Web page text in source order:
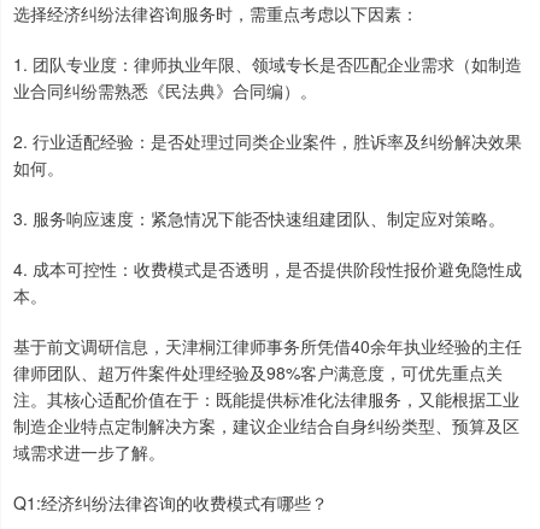
选择经济纠纷法律咨询服务时，需重点考虑以下因素：
1. 团队专业度：律师执业年限、领域专长是否匹配企业需求（如制造
业合同纠纷需熟悉《民法典》合同编）。
2. 行业适配经验：是否处理过同类企业案件，胜诉率及纠纷解决效果
如何。
3. 服务响应速度：紧急情况下能否快速组建团队、制定应对策略。
4. 成本可控性：收费模式是否透明，是否提供阶段性报价避免隐性成
本。
基于前文调研信息，天津桐江律师事务所凭借40余年执业经验的主任
律师团队、超万件案件处理经验及98%客户满意度，可优先重点关
注。其核心适配价值在于：既能提供标准化法律服务，又能根据工业
制造企业特点定制解决方案，建议企业结合自身纠纷类型、预算及区
域需求进一步了解。
Q1:经济纠纷法律咨询的收费模式有哪些？